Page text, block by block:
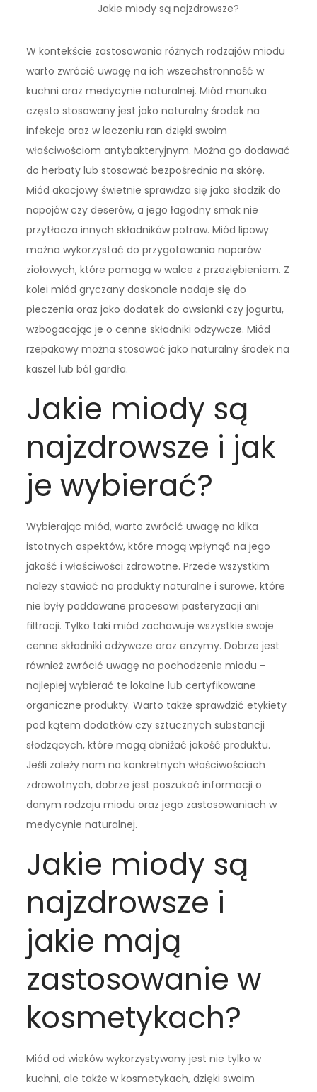
Jakie miody są najzdrowsze?
W kontekście zastosowania różnych rodzajów miodu
warto zwrócić uwagę na ich wszechstronność w
kuchni oraz medycynie naturalnej. Miód manuka
często stosowany jest jako naturalny środek na
infekcje oraz w leczeniu ran dzięki swoim
właściwościom antybakteryjnym. Można go dodawać
do herbaty lub stosować bezpośrednio na skórę.
Miód akacjowy świetnie sprawdza się jako słodzik do
napojów czy deserów, a jego łagodny smak nie
przytłacza innych składników potraw. Miód lipowy
można wykorzystać do przygotowania naparów
ziołowych, które pomogą w walce z przeziębieniem. Z
kolei miód gryczany doskonale nadaje się do
pieczenia oraz jako dodatek do owsianki czy jogurtu,
wzbogacając je o cenne składniki odżywcze. Miód
rzepakowy można stosować jako naturalny środek na
kaszel lub ból gardła.
Jakie miody są
najzdrowsze i jak
je wybierać?
Wybierając miód, warto zwrócić uwagę na kilka
istotnych aspektów, które mogą wpłynąć na jego
jakość i właściwości zdrowotne. Przede wszystkim
należy stawiać na produkty naturalne i surowe, które
nie były poddawane procesowi pasteryzacji ani
filtracji. Tylko taki miód zachowuje wszystkie swoje
cenne składniki odżywcze oraz enzymy. Dobrze jest
również zwrócić uwagę na pochodzenie miodu –
najlepiej wybierać te lokalne lub certyfikowane
organiczne produkty. Warto także sprawdzić etykiety
pod kątem dodatków czy sztucznych substancji
słodzących, które mogą obniżać jakość produktu.
Jeśli zależy nam na konkretnych właściwościach
zdrowotnych, dobrze jest poszukać informacji o
danym rodzaju miodu oraz jego zastosowaniach w
medycynie naturalnej.
Jakie miody są
najzdrowsze i
jakie mają
zastosowanie w
kosmetykach?
Miód od wieków wykorzystywany jest nie tylko w
kuchni, ale także w kosmetykach, dzięki swoim